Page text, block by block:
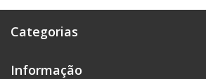
Categorias
Informação